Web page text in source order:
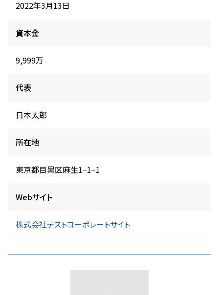
2022年3月13日
資本金
9,999万
代表
日本太郎
所在地
東京都目黒区麻生1−1−1
Webサイト
株式会社テストコーポレートサイト